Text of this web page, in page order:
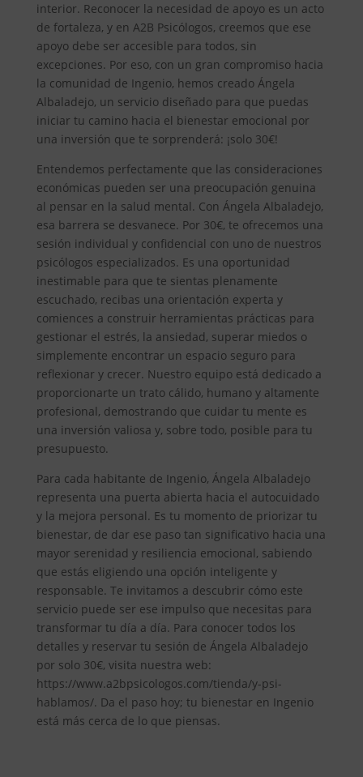
interior. Reconocer la necesidad de apoyo es un acto
de fortaleza, y en A2B Psicólogos, creemos que ese
apoyo debe ser accesible para todos, sin
excepciones. Por eso, con un gran compromiso hacia
la comunidad de Ingenio, hemos creado Ángela
Albaladejo, un servicio diseñado para que puedas
iniciar tu camino hacia el bienestar emocional por
una inversión que te sorprenderá: ¡solo 30€!
Entendemos perfectamente que las consideraciones
económicas pueden ser una preocupación genuina
al pensar en la salud mental. Con Ángela Albaladejo,
esa barrera se desvanece. Por 30€, te ofrecemos una
sesión individual y confidencial con uno de nuestros
psicólogos especializados. Es una oportunidad
inestimable para que te sientas plenamente
escuchado, recibas una orientación experta y
comiences a construir herramientas prácticas para
gestionar el estrés, la ansiedad, superar miedos o
simplemente encontrar un espacio seguro para
reflexionar y crecer. Nuestro equipo está dedicado a
proporcionarte un trato cálido, humano y altamente
profesional, demostrando que cuidar tu mente es
una inversión valiosa y, sobre todo, posible para tu
presupuesto.
Para cada habitante de Ingenio, Ángela Albaladejo
representa una puerta abierta hacia el autocuidado
y la mejora personal. Es tu momento de priorizar tu
bienestar, de dar ese paso tan significativo hacia una
mayor serenidad y resiliencia emocional, sabiendo
que estás eligiendo una opción inteligente y
responsable. Te invitamos a descubrir cómo este
servicio puede ser ese impulso que necesitas para
transformar tu día a día. Para conocer todos los
detalles y reservar tu sesión de Ángela Albaladejo
por solo 30€, visita nuestra web:
https://www.a2bpsicologos.com/tienda/y-psi-
hablamos/. Da el paso hoy; tu bienestar en Ingenio
está más cerca de lo que piensas.